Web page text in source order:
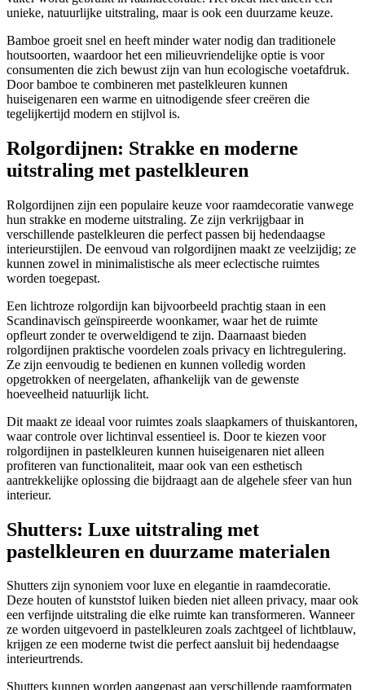
unieke, natuurlijke uitstraling, maar is ook een duurzame keuze.
Bamboe groeit snel en heeft minder water nodig dan traditionele
houtsoorten, waardoor het een milieuvriendelijke optie is voor
consumenten die zich bewust zijn van hun ecologische voetafdruk.
Door bamboe te combineren met pastelkleuren kunnen
huiseigenaren een warme en uitnodigende sfeer creëren die
tegelijkertijd modern en stijlvol is.
Rolgordijnen: Strakke en moderne
uitstraling met pastelkleuren
Rolgordijnen zijn een populaire keuze voor raamdecoratie vanwege
hun strakke en moderne uitstraling. Ze zijn verkrijgbaar in
verschillende pastelkleuren die perfect passen bij hedendaagse
interieurstijlen. De eenvoud van rolgordijnen maakt ze veelzijdig; ze
kunnen zowel in minimalistische als meer eclectische ruimtes
worden toegepast.
Een lichtroze rolgordijn kan bijvoorbeeld prachtig staan in een
Scandinavisch geïnspireerde woonkamer, waar het de ruimte
opfleurt zonder te overweldigend te zijn. Daarnaast bieden
rolgordijnen praktische voordelen zoals privacy en lichtregulering.
Ze zijn eenvoudig te bedienen en kunnen volledig worden
opgetrokken of neergelaten, afhankelijk van de gewenste
hoeveelheid natuurlijk licht.
Dit maakt ze ideaal voor ruimtes zoals slaapkamers of thuiskantoren,
waar controle over lichtinval essentieel is. Door te kiezen voor
rolgordijnen in pastelkleuren kunnen huiseigenaren niet alleen
profiteren van functionaliteit, maar ook van een esthetisch
aantrekkelijke oplossing die bijdraagt aan de algehele sfeer van hun
interieur.
Shutters: Luxe uitstraling met
pastelkleuren en duurzame materialen
Shutters zijn synoniem voor luxe en elegantie in raamdecoratie.
Deze houten of kunststof luiken bieden niet alleen privacy, maar ook
een verfijnde uitstraling die elke ruimte kan transformeren. Wanneer
ze worden uitgevoerd in pastelkleuren zoals zachtgeel of lichtblauw,
krijgen ze een moderne twist die perfect aansluit bij hedendaagse
interieurtrends.
Shutters kunnen worden aangepast aan verschillende raamformaten